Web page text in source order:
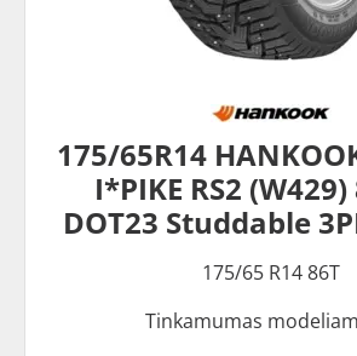
175/65R14
I*PIKE RS2 (W429)
DOT23 Studdable
175/65 R14 86T
Tinkamumas